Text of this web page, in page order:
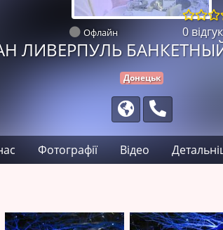
Офлайн 0
ЛИВЕРПУЛЬ БАНКЕТНЫЙ
Донецьк
Фотографії Відео